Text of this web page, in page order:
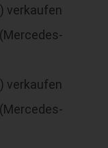
verkaufen
(Mercedes-
verkaufen
(Mercedes-